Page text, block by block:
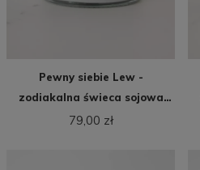
Pewny siebie Lew -
zodiakalna świeca sojowa
(250 ml)
79,00 zł